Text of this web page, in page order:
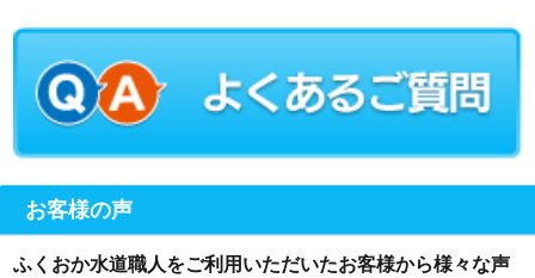
お客様の声
ふくおか水道職人をご利用いただいたお客様から様々な声